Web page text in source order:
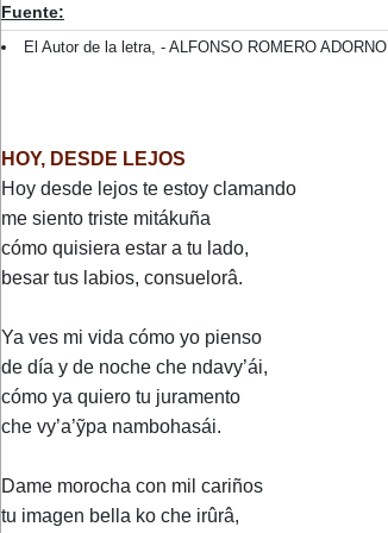
Fuente:
El Autor de la letra, - ALFONSO ROMERO ADORNO.
HOY, DESDE LEJOS
Hoy desde lejos te estoy clamando
me siento triste mitákuña
cómo quisiera estar a tu lado,
besar tus labios, consuelorâ.
Ya ves mi vida cómo yo pienso
de día y de noche che ndavy’ái,
cómo ya quiero tu juramento
che vy’a’ỹpa nambohasái.
Dame morocha con mil cariños
tu imagen bella ko che irûrâ,